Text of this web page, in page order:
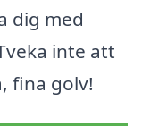
dig med
inte att
fina golv!